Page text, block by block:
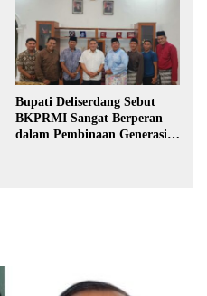
Bupati Deliserdang Sebut
BKPRMI Sangat Berperan
dalam Pembinaan Generasi